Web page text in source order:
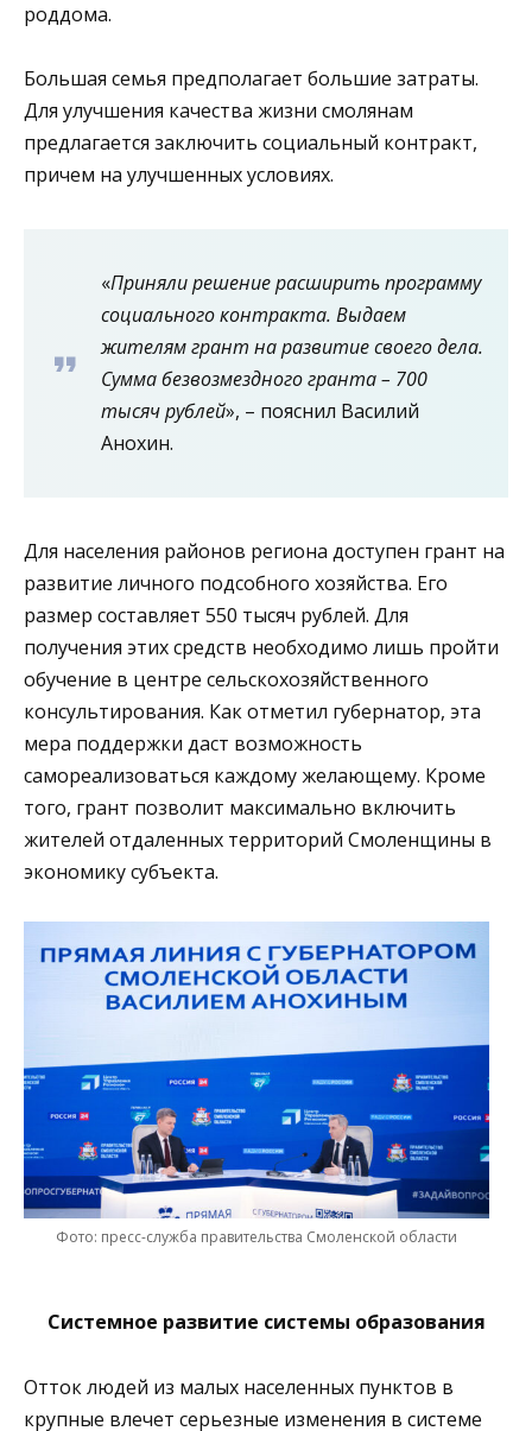
роддома.
Большая семья предполагает большие затраты.
Для улучшения качества жизни смолянам
предлагается заключить социальный контракт,
причем на улучшенных условиях.
«Приняли решение расширить программу
социального контракта. Выдаем
жителям грант на развитие своего дела.
Сумма безвозмездного гранта – 700
тысяч рублей», – пояснил Василий
Анохин.
Для населения районов региона доступен грант на
развитие личного подсобного хозяйства. Его
размер составляет 550 тысяч рублей. Для
получения этих средств необходимо лишь пройти
обучение в центре сельскохозяйственного
консультирования. Как отметил губернатор, эта
мера поддержки даст возможность
самореализоваться каждому желающему. Кроме
того, грант позволит максимально включить
жителей отдаленных территорий Смоленщины в
экономику субъекта.
Фото: пресс-служба правительства Смоленской области
Системное развитие системы образования
Отток людей из малых населенных пунктов в
крупные влечет серьезные изменения в системе